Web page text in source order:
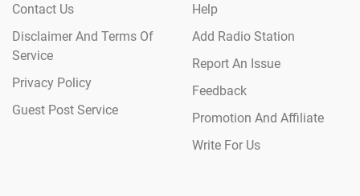
Contact Us
Disclaimer And Terms Of
Service
Privacy Policy
Guest Post Service
Help
Add Radio Station
Report An Issue
Feedback
Promotion And Affiliate
Write For Us